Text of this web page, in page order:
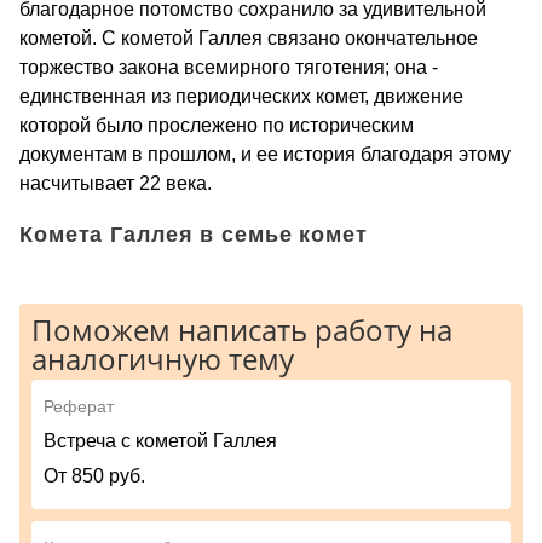
благодарное потомство сохранило за удивительной
кометой. С кометой Галлея связано окончательное
торжество закона всемирного тяготения; она -
единственная из периодических комет, движение
которой было прослежено по историческим
документам в прошлом, и ее история благодаря этому
насчитывает 22 века.
Комета Галлея в семье комет
Поможем написать работу на
аналогичную тему
Реферат
Встреча с кометой Галлея
От 850 руб.